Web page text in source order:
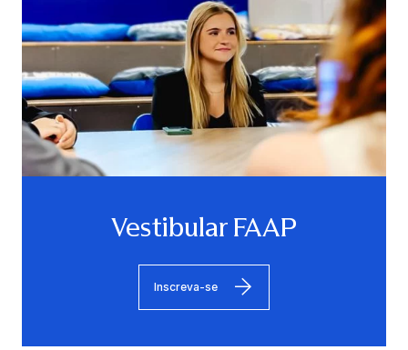
Vestibular FAAP
Inscreva-se